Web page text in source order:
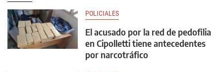
POLICIALES
El acusado por la red de pedofilia
en Cipolletti tiene antecedentes
por narcotráfico